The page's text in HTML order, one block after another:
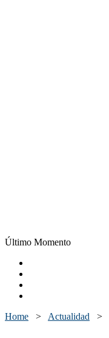
Último Momento
Home > Actualidad >